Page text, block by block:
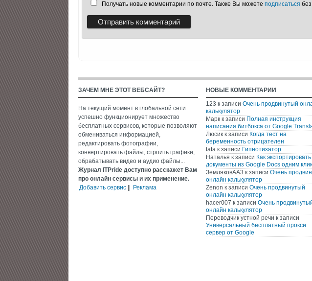
Получать новые комментарии по почте. Также Вы можете подписаться
ЗАЧЕМ МНЕ ЭТОТ ВЕБСАЙТ?
На текущий момент в глобальной сети
успешно функционирует множество
бесплатных сервисов, которые позволяют
обмениваться информацией,
редактировать фотографии,
конвертировать файлы, строить графики,
обрабатывать видео и аудио файлы...
Журнал ITPride доступно расскажет Вам
про онлайн сервисы и их применение.
Добавить сервис
Реклама
НОВЫЕ КОММЕНТАРИИ
123 к записи Очень продвинутый
калькулятор
Марк к записи Полная инструкция
написания битбокса от Google
Люсик к записи Когда тест на
беременность отрицателен
tata к записи Гипнотизатор
Наталья к записи Как экспортировать
документы из Google Docs одним
ЗемляковАА3 к записи Очень
онлайн калькулятор
Zenon к записи Очень продвинутый
онлайн калькулятор
hacer007 к записи Очень
онлайн калькулятор
Переводчик устной речи к записи
Универсальный бесплатный прокси
сервер от Google